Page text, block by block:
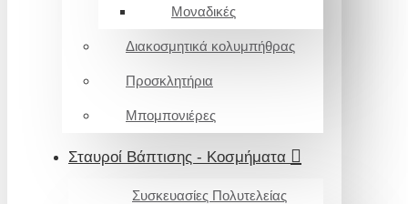
Μοναδικές
Διακοσμητικά κολυμπήθρας
Προσκλητήρια
Μπομπονιέρες
Σταυροί Βάπτισης - Κοσμήματα
Συσκευασίες Πολυτελείας